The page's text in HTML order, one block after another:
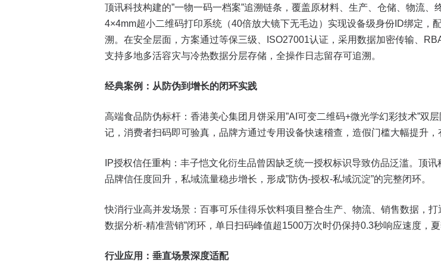
顶讯科技构建的”一物一码一档案”追溯链条，覆盖原材料、生产、仓储、物流
4×4mm超小二维码打印系统（40倍放大镜下无毛边）实现设备级身份ID绑定，
溯。在安全层面，方案通过等保三级、ISO27001认证，采用数据加密传输、
支持多地多活容灾与冷热数据分层存储，全操作日志留存可追溯。
经典案例：从防伪到增长的闭环实践
高端食品防伪标杆：香港美心集团月饼采用”AI可变二维码+微光学幻彩技术”双
记，消费者扫码即可验真，品牌方通过专用设备快速稽查，造假门槛大幅提升
IP授权信任重构：丰子恺文化衍生品曾因缺乏统一授权标识导致仿品泛滥。顶
品牌信任度回升，私域流量稳步增长，形成”防伪-授权-私域沉淀”的完整闭环。
快消行业高并发场景：百事可乐佳得乐饮料项目整合生产、物流、销售数据，
数据分析-精准营销”闭环，单日扫码峰值超1500万次时仍保持0.3秒响应速度，
行业应用：垂直场景深度适配